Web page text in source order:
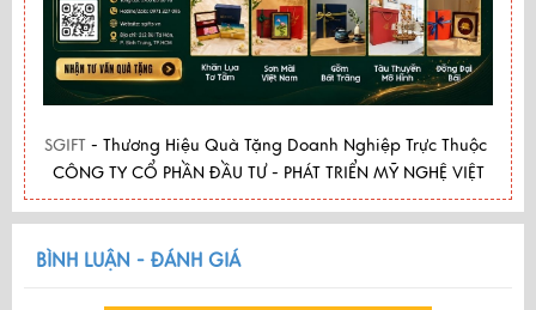
SGIFT - Thương Hiệu Quà Tặng Doanh Nghiệp Trực Thuộc
CÔNG TY CỔ PHẦN ĐẦU TƯ - PHÁT TRIỂN MỸ NGHỆ VIỆT
BÌNH LUẬN - ĐÁNH GIÁ